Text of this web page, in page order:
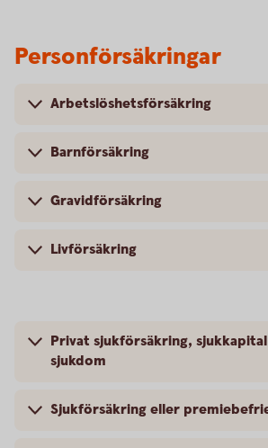
Personförsäkringar
Arbetslöshetsförsäkring
Barnförsäkring
Gravidförsäkring
Livförsäkring
Privat sjukförsäkring,
sjukdom
Sjukförsäkring eller